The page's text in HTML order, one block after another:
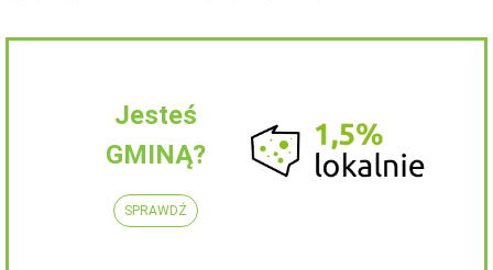
Jesteś
GMINĄ?
SPRAWDŹ